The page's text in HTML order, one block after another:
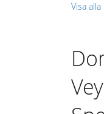
Visa